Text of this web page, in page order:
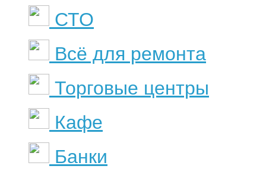
СТО
Всё для ремонта
Торговые центры
Кафе
Банки